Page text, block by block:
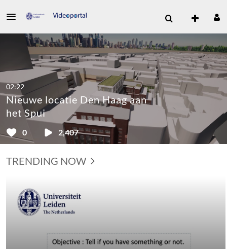
0 2,407
02:22
Nieuwe locatie Den Haag aan
het Spui
TRENDING NOW